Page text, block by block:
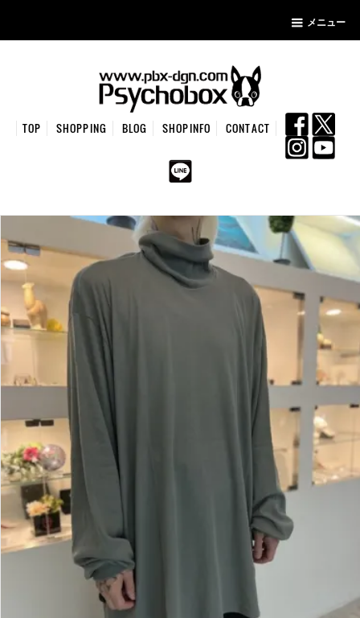
メニュー
TOP SHOPPING BLOG SHOPINFO CONTACT